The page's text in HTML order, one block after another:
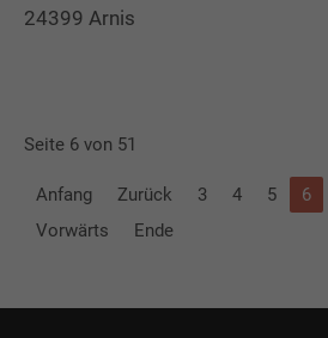
24399 Arnis
Seite 6 von 51
Anfang Zurück 3 4 5 6
Vorwärts
Ende